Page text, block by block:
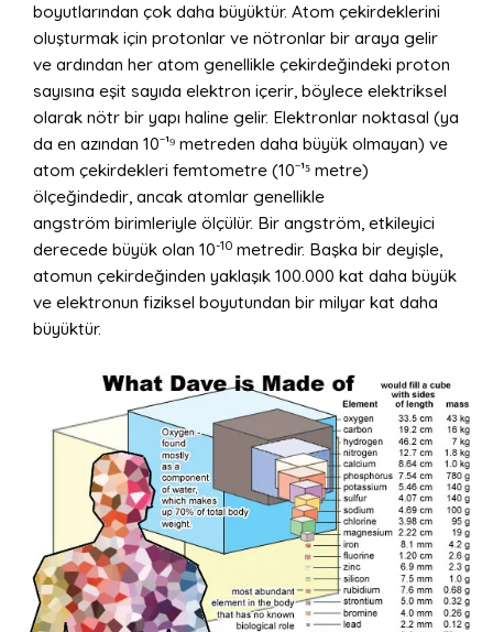
boyutlarından çok daha büyüktür. Atom çekirdeklerini
oluşturmak için protonlar ve nötronlar bir araya gelir
ve ardından her atom genellikle çekirdeğindeki proton
sayısına eşit sayıda elektron içerir, böylece elektriksel
olarak nötr bir yapı haline gelir. Elektronlar noktasal (ya
da en azından 10⁻¹⁹ metreden daha büyük olmayan) ve
atom çekirdekleri femtometre (10⁻¹⁵ metre)
ölçeğindedir, ancak atomlar genellikle
angström birimleriyle ölçülür. Bir angström, etkileyici
derecede büyük olan 10-10 metredir. Başka bir deyişle,
atomun çekirdeğinden yaklaşık 100.000 kat daha büyük
ve elektronun fiziksel boyutundan bir milyar kat daha
büyüktür.